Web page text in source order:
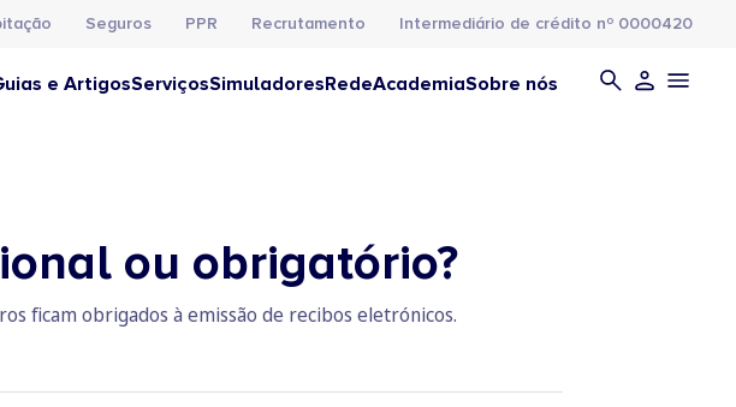
Seguros PPR Recrutamento Intermediário de crédito nº 0000420
e ArtigosServiçosSimuladoresRedeAcademiaSobre nós
ou obrigatório?
ficam obrigados à emissão de recibos eletrónicos.